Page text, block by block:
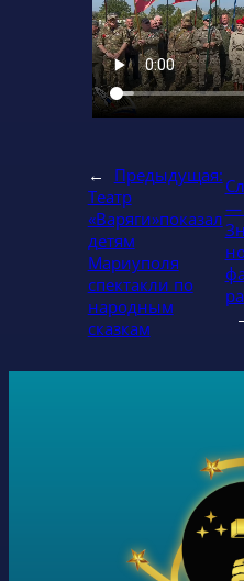
←
Предыдущая:
Театр
«Варяги»показал
детям
Мариуполя
спектакли по
народным
сказкам
—